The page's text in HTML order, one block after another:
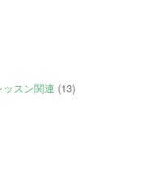
スン関連 (13)